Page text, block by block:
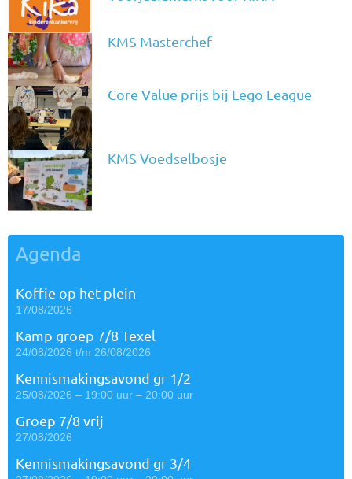
KMS Masterchef
Core Value prijs bij Lego League
KMS Voedselbosje
Agenda
Koffie op het plein
17/08/2026
Kamp groep 7/8 Texel
24/08/2026 t/m 26/08/2026
Kennismakingsavond gr 1/2
25/08/2026 – 19:00 uur – 20:00 uur
Groep 7/8 vrij
27/08/2026
Kennismakingsavond gr 3/4